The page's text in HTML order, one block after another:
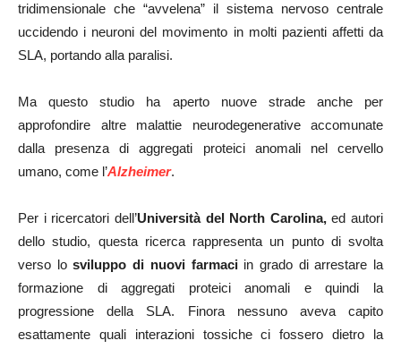
tridimensionale che “avvelena” il sistema nervoso centrale
uccidendo i neuroni del movimento in molti pazienti affetti da
SLA, portando alla paralisi.
Ma questo studio ha aperto nuove strade anche per
approfondire altre malattie neurodegenerative accomunate
dalla presenza di aggregati proteici anomali nel cervello
umano, come l’Alzheimer.
Per i ricercatori dell’Università del North Carolina,ed autori
dello studio, questa ricerca rappresenta un punto di svolta
verso losviluppo di nuovi farmaci in grado di arrestare la
formazione di aggregati proteici anomali e quindi la
progressione della SLA. Finora nessuno aveva capito
esattamente quali interazioni tossiche ci fossero dietro la